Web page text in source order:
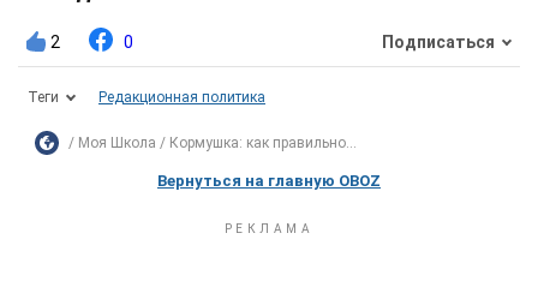
2 0 Подписаться
Теги Редакционная политика
Моя Школа Кормушка: как правильно...
Вернуться на главную OBOZ